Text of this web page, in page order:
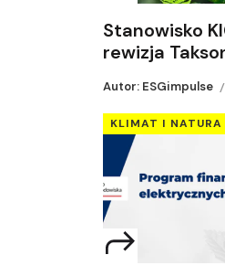
Stanowisko
rewizja
Autor: ESGimpulse
KLIMAT I NATURA